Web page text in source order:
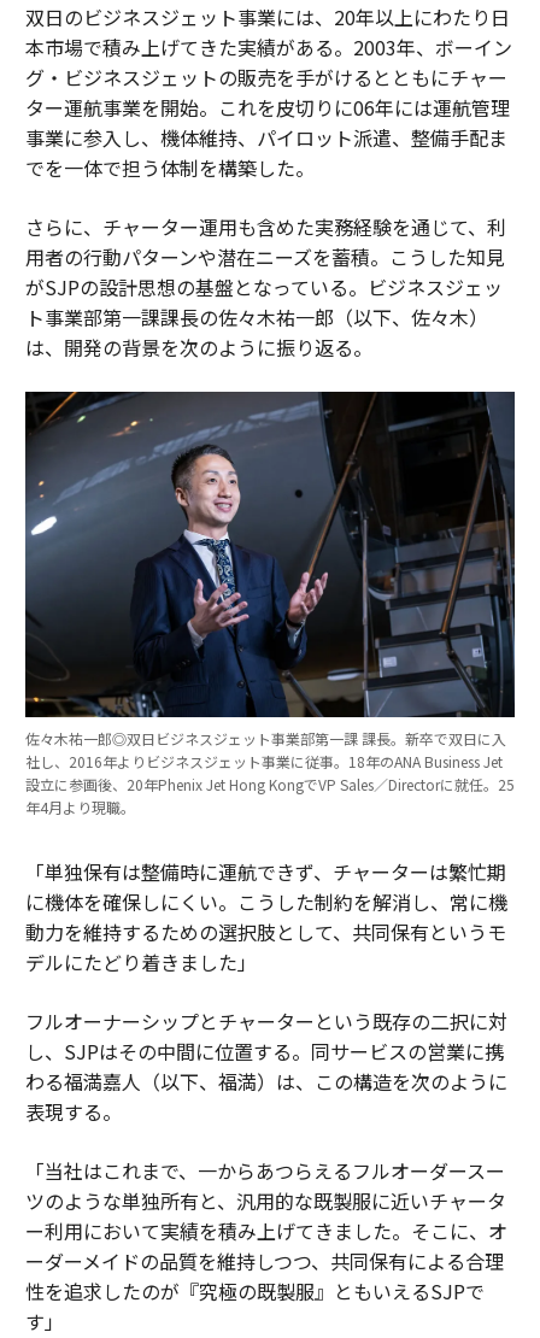
双日のビジネスジェット事業には、20年以上にわたり日
本市場で積み上げてきた実績がある。2003年、ボーイン
グ・ビジネスジェットの販売を手がけるとともにチャー
ター運航事業を開始。これを皮切りに06年には運航管理
事業に参入し、機体維持、パイロット派遣、整備手配ま
でを一体で担う体制を構築した。
さらに、チャーター運用も含めた実務経験を通じて、利
用者の行動パターンや潜在ニーズを蓄積。こうした知見
がSJPの設計思想の基盤となっている。ビジネスジェッ
ト事業部第一課課長の佐々木祐一郎（以下、佐々木）
は、開発の背景を次のように振り返る。
佐々木祐一郎◎双日ビジネスジェット事業部第一課 課長。新卒で双日に入
社し、2016年よりビジネスジェット事業に従事。18年のANA Business Jet
設立に参画後、20年Phenix Jet Hong KongでVP Sales／Directorに就任。25
年4月より現職。
「単独保有は整備時に運航できず、チャーターは繁忙期
に機体を確保しにくい。こうした制約を解消し、常に機
動力を維持するための選択肢として、共同保有というモ
デルにたどり着きました」
フルオーナーシップとチャーターという既存の二択に対
し、SJPはその中間に位置する。同サービスの営業に携
わる福満嘉人（以下、福満）は、この構造を次のように
表現する。
「当社はこれまで、一からあつらえるフルオーダースー
ツのような単独所有と、汎用的な既製服に近いチャータ
ー利用において実績を積み上げてきました。そこに、オ
ーダーメイドの品質を維持しつつ、共同保有による合理
性を追求したのが『究極の既製服』ともいえるSJPで
す」